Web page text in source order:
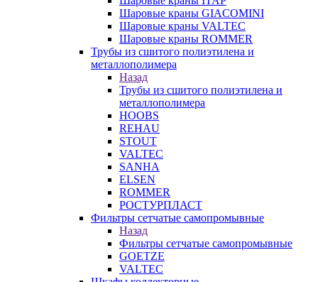
Шаровые краны GIACOMINI
Шаровые краны VALTEC
Шаровые краны ROMMER
Трубы из сшитого полиэтилена и
металлополимера
Назад
Трубы из сшитого полиэтилена и
металлополимера
HOOBS
REHAU
STOUT
VALTEC
SANHA
ELSEN
ROMMER
РОСТУРПЛАСТ
Фильтры сетчатые самопромывные
Назад
Фильтры сетчатые самопромывные
GOETZE
VALTEC